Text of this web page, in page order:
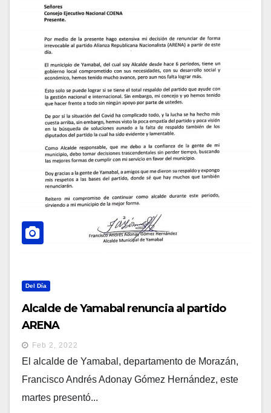
Del Día
Alcalde de Yamabal renuncia al partido
ARENA
Feb 2, 2022
El alcalde de Yamabal, departamento de Morazán,
Francisco Andrés Adonay Gómez Hernández, este
martes presentó...